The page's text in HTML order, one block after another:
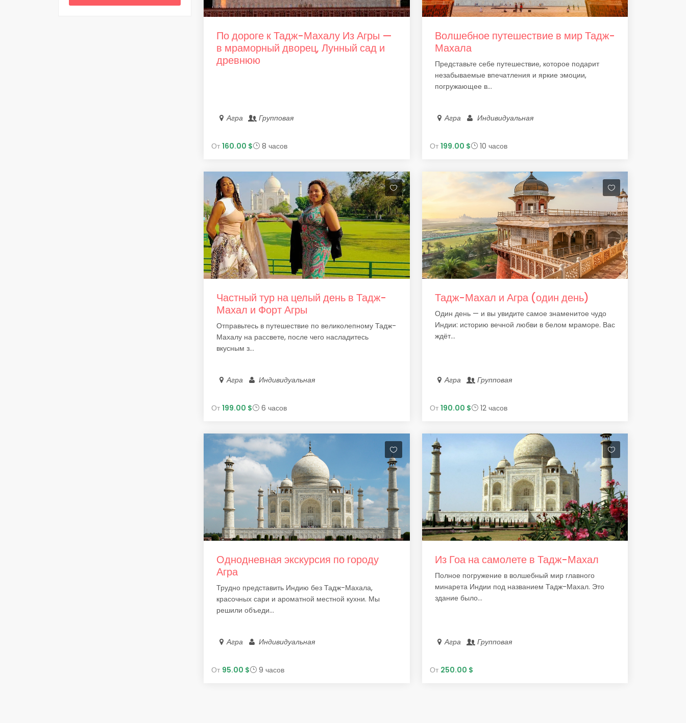
По дороге к Тадж-Махалу Из Агры —
в мраморный дворец, Лунный сад и
древнюю
Агра Групповая
От 160.00 $ 8 часов
Волшебное путешествие в мир Тадж-
Махала
Представьте себе путешествие, которое подарит
незабываемые впечатления и яркие эмоции,
погружающее в...
Агра Индивидуальная
От 199.00 $ 10 часов
Частный тур на целый день в Тадж-
Махал и Форт Агры
Отправьтесь в путешествие по великолепному Тадж-
Махалу на рассвете, после чего насладитесь
вкусным з...
Агра Индивидуальная
От 199.00 $ 6 часов
Тадж-Махал и Агра (один день)
Один день — и вы увидите самое знаменитое чудо
Индии: историю вечной любви в белом мраморе. Вас
ждёт...
Агра Групповая
От 190.00 $ 12 часов
Однодневная экскурсия по городу
Агра
Трудно представить Индию без Тадж-Махала,
красочных сари и ароматной местной кухни. Мы
решили объеди...
Агра Индивидуальная
От 95.00 $ 9 часов
Из Гоа на самолете в Тадж-Махал
Полное погружение в волшебный мир главного
минарета Индии под названием Тадж-Махал. Это
здание было...
Агра Групповая
От 250.00 $